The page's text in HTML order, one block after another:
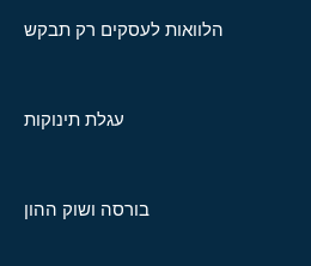
הלוואות לעסקים רק תבקש
עגלת תינוקות
בורסה ושוק ההון